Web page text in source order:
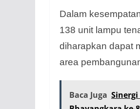
Dalam
138 unit lampu
diharapkan dapat
area
Baca Juga